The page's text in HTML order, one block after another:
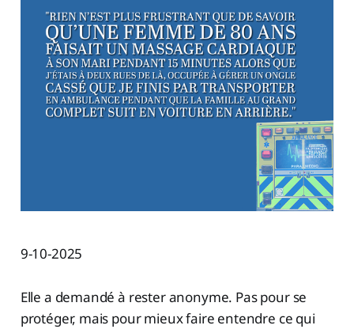
9-10-2025
Elle a demandé à rester anonyme. Pas pour se
protéger, mais pour mieux faire entendre ce qui